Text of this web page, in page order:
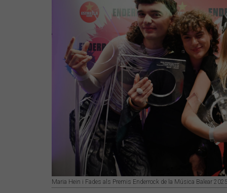
Maria Hein i Fades als Premis Enderrock de la Música Balear